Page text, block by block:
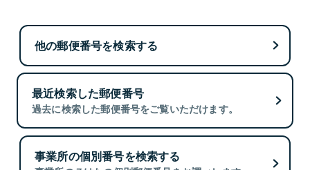
他の郵便番号を検索する
最近検索した郵便番号
過去に検索した郵便番号をご覧いただけます。
事業所の個別番号を検索する